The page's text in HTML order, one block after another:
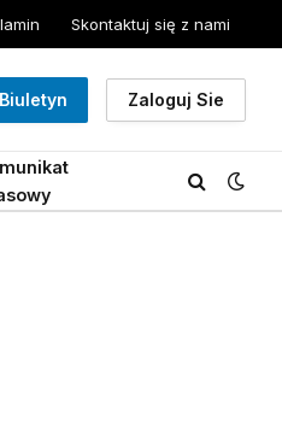
Skontaktuj się z nami
Biuletyn Zaloguj Sie